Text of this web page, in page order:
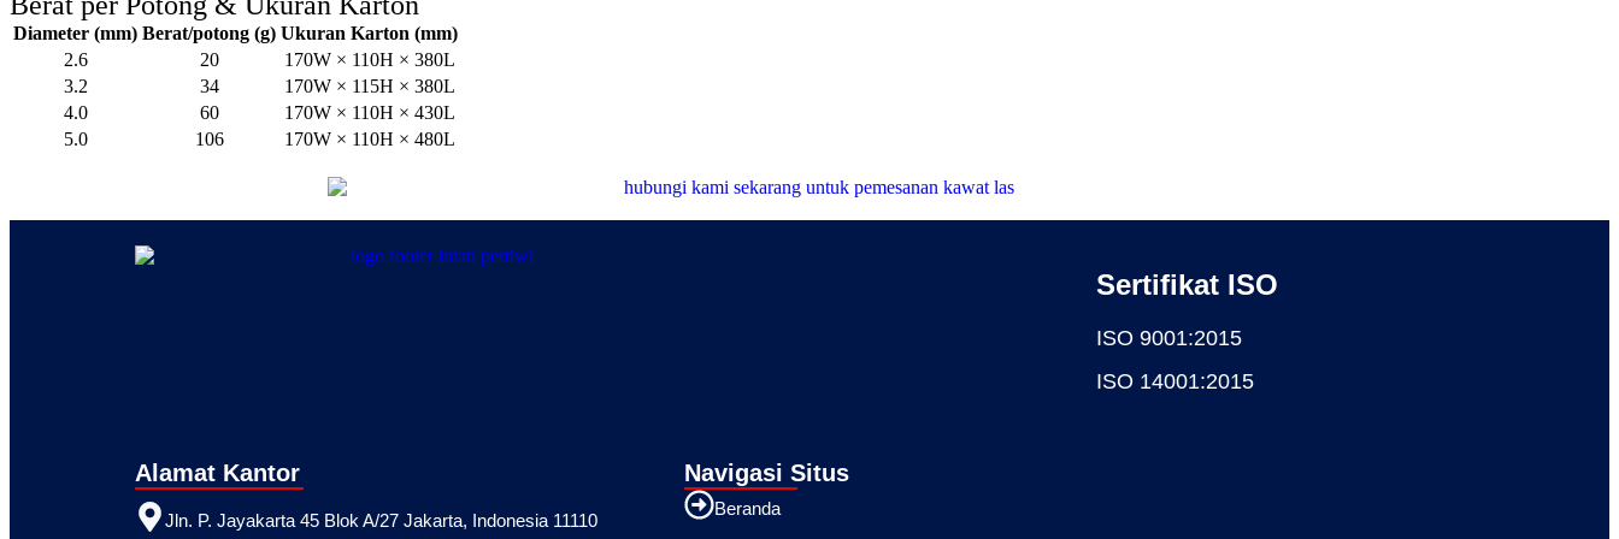
Diameter (mm) Berat/potong (g) Ukuran Karton (mm)
2.6
20
170W × 110H × 380L
3.2
34
170W × 115H × 380L
4.0
60
170W × 110H × 430L
5.0
106 170W × 110H × 480L
Sertifikat ISO
ISO 9001:2015
ISO 14001:2015
Alamat Kantor
Jln. P. Jayakarta 45 Blok A/27 Jakarta, Indonesia 11110
Navigasi Situs
Beranda